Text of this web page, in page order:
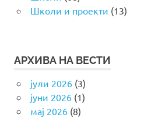
Школи и проекти (13)
АРХИВА НА ВЕСТИ
јули 2026(3)
јуни 2026(1)
мај 2026(8)